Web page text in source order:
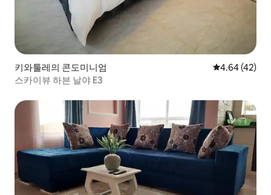
키와툴레의 콘도미니엄 평점 4.64점(5
4.64 (42)
스카이뷰 하븐 날야 E3